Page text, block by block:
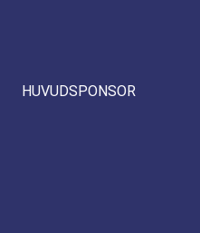
HUVUDSPONSOR